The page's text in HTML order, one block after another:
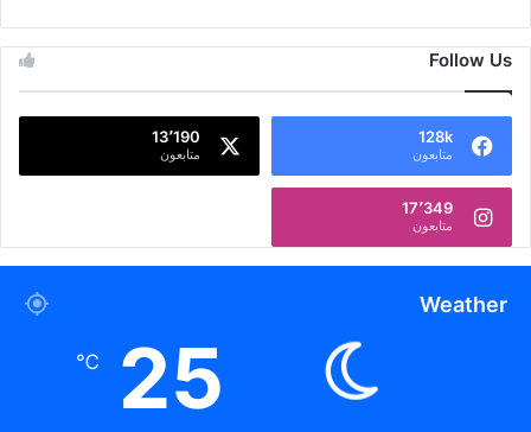
Follow Us
128k
متابعون
13٬190
متابعون
17٬349
متابعون
Weather
25
℃